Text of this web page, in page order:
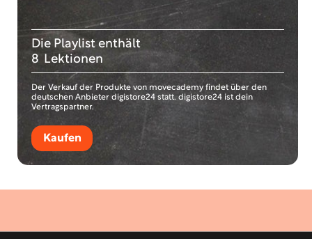
Die Playlist enthält
8
Lektionen
Der Verkauf der Produkte von movecademy findet über den
deutschen Anbieter digistore24 statt. digistore24 ist dein
Vertragspartner.
Kaufen